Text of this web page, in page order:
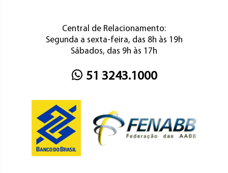
Central de Relacionamento:
Segunda a sexta-feira, das 8h às 19h
Sábados, das 9h às 17h
51 3243.1000